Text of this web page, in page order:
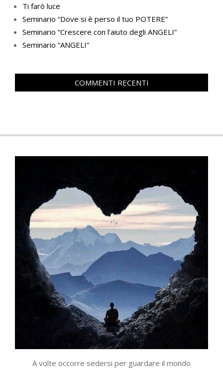
Ti farò luce
Seminario “Dove si è perso il tuo POTERE”
Seminario “Crescere con l’aiuto degli ANGELI”
Seminario “ANGELI”
COMMENTI RECENTI
A volte occorre sedersi per guardare il mondo